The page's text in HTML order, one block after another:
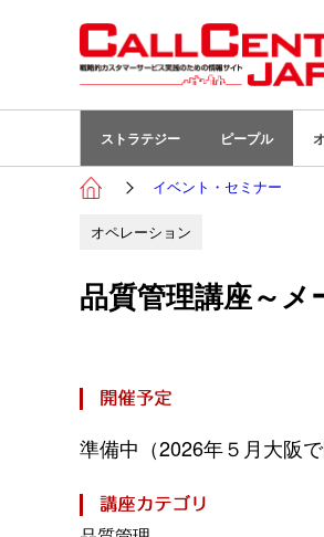
ストラテジー ピープル
イベント・セミナー
オペレーション
品質管理講座～
準備中（2026年５月大阪で